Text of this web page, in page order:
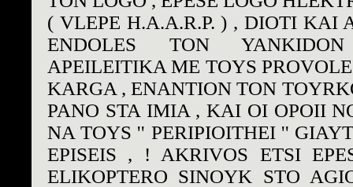
( VLEPE H.A.A.R.P. ) , DIOTI KAI
ENDOLES TON
APEILEITIKA ME TOYS
KARGA , ENANTION TON
PANO STA IMIA , KAI OI OPOII
NA TOYS '' PERIPIOITHEI ''
EPISEIS , ! AKRIVOS ETSI
ELIKOPTERO SINOYK STO